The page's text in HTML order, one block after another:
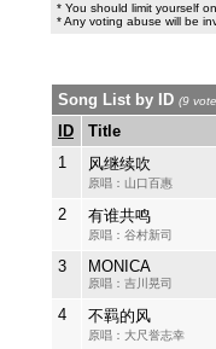
* You should limit yourself
* Any voting abuse will be
Song List by ID (9
ID Title
1
风继续吹
原唱：山口百惠
2 有谁共鸣
原唱：谷村新司
3 MONICA
原唱：吉川晃司
4 不羁的风
原唱：大尺誉志幸